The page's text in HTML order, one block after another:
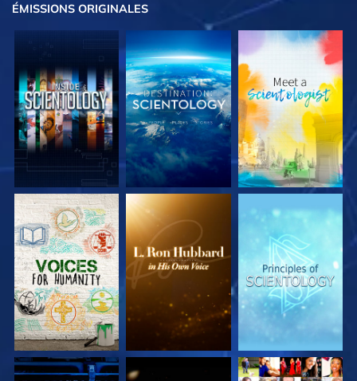
ÉMISSIONS ORIGINALES
DÉCOUVRIR LES
SÉRIES
DÉCOUVRIR LES
SÉRIES
DÉCOUVRIR LES
SÉRIES